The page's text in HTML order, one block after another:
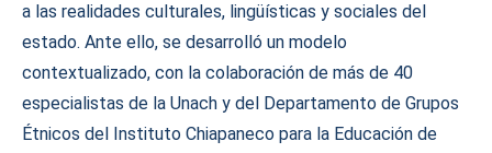
a las realidades culturales, lingüísticas y sociales del
estado. Ante ello, se desarrolló un modelo
contextualizado, con la colaboración de más de 40
especialistas de la Unach y del Departamento de Grupos
Étnicos del Instituto Chiapaneco para la Educación de